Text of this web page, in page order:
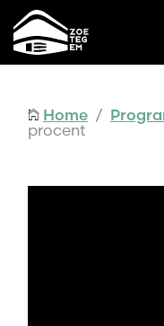
Home /
procent